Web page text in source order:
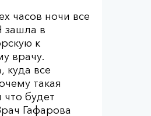
часов ночи все
зашла в
к
врачу.
куда все
такая
будет
Гафарова